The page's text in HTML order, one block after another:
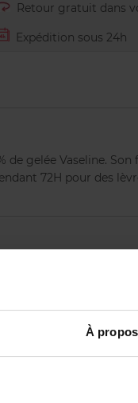
À
Retour gratuit dans
Expédition sous 24h
de gelée Vaseline. Son
72H pour des